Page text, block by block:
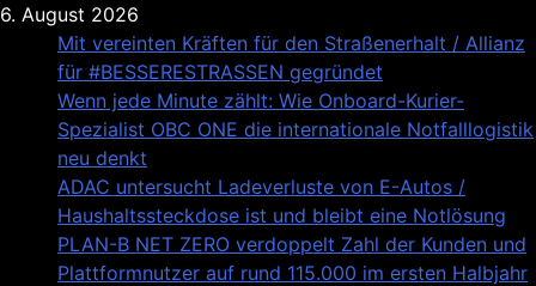
Skip
content
6. August 2026
Mit vereinten Kräften für den Straßenerhalt / Allianz
für #BESSERESTRASSEN gegründet
Wenn jede Minute zählt: Wie Onboard-Kurier-
Spezialist OBC ONE die internationale Notfalllogistik
neu denkt
ADAC untersucht Ladeverluste von E-Autos /
Haushaltssteckdose ist und bleibt eine Notlösung
PLAN-B NET ZERO verdoppelt Zahl der Kunden und
Plattformnutzer auf rund 115.000 im ersten Halbjahr